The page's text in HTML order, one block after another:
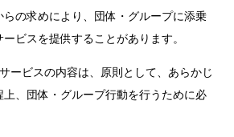
らの求めにより、団体・グループに添乗
ビスを提供することがあります。
ービスの内容は、原則として、あらかじ
、団体・グループ行動を行うために必